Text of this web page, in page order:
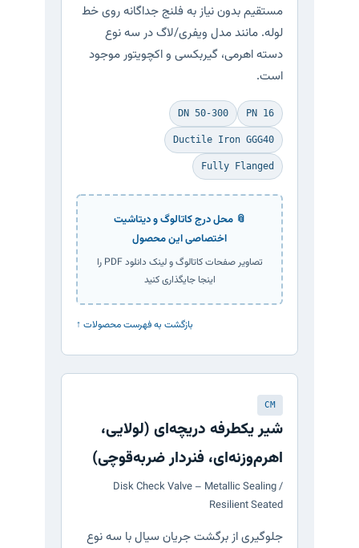
مستقیم بدون نیاز به فلنج جداگانه روی خط
لوله. مانند مدل ویفری/لاگ در سه نوع
دسته اهرمی، گیربکسی و اکچویتور موجود
است.
PN 16
DN 50-300
Ductile Iron GGG40
Fully Flanged
📎 محل درج کاتالوگ و دیتاشیت
اختصاصی این محصول
تصاویر صفحات کاتالوگ و لینک دانلود PDF را
اینجا جایگذاری کنید
↑ بازگشت به فهرست محصولات
CM
شیر یکطرفه دریچه‌ای (لولایی،
اهرم‌وزنه‌ای، فنردار ضربه‌قوچی)
Disk Check Valve – Metallic Sealing /
Resilient Seated
جلوگیری از برگشت جریان سیال با سه نوع